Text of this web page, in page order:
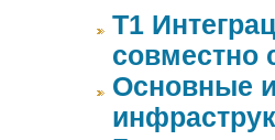
Т1
совместно
Основные